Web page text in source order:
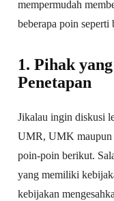
mempermudah
beberapa poin seperti
1. Pihak
Penetapan
Jikalau ingin diskusi
UMR, UMK maupun
poin-poin berikut.
yang memiliki
kebijakan